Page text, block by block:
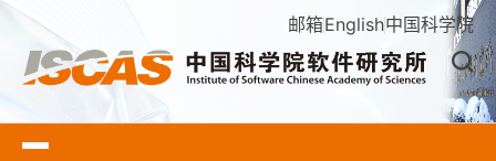
邮箱English中国科学院